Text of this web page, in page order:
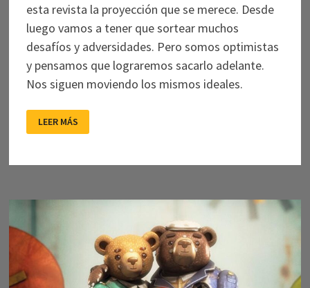
esta revista la proyección que se merece. Desde
luego vamos a tener que sortear muchos
desafíos y adversidades. Pero somos optimistas
y pensamos que lograremos sacarlo adelante.
Nos siguen moviendo los mismos ideales.
¡ESTAMOS
DE
VUELTA!
LEER MÁS